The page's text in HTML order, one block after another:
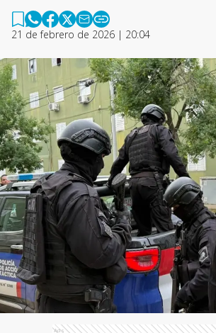
21 de febrero de 2026 | 20:04
Ads